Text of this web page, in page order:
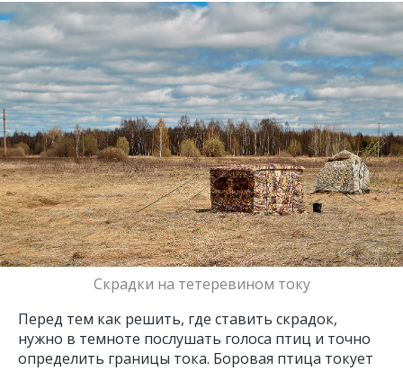
Скрадки на тетеревином току
Перед тем как решить, где ставить скрадок,
нужно в темноте послушать голоса птиц и точно
определить границы тока. Боровая птица токует
Фотовыставки NPT
Nature Photo Camp